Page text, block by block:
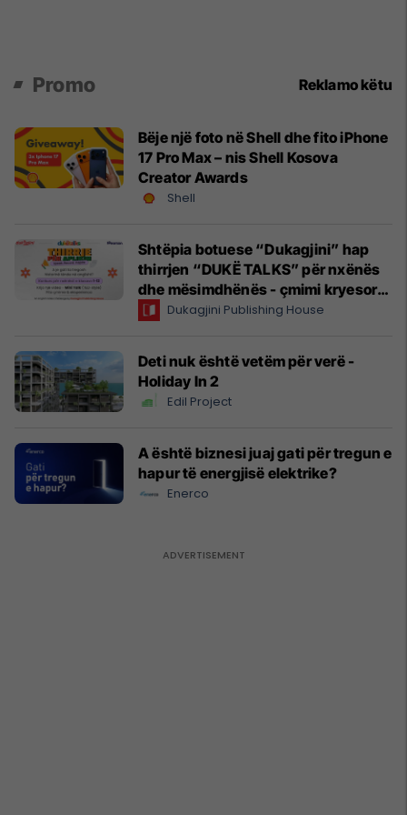
Promo Reklamo këtu
Bëje një foto në Shell dhe fito iPhone
17 Pro Max – nis Shell Kosova
Creator Awards
Shell
Shtëpia botuese “Dukagjini” hap
thirrjen “DUKË TALKS” për nxënës
dhe mësimdhënës - çmimi kryesor,
udhëtim në Angli
Dukagjini Publishing House
Deti nuk është vetëm për verë -
Holiday In 2
Edil Project
A është biznesi juaj gati për tregun e
hapur të energjisë elektrike?
Enerco